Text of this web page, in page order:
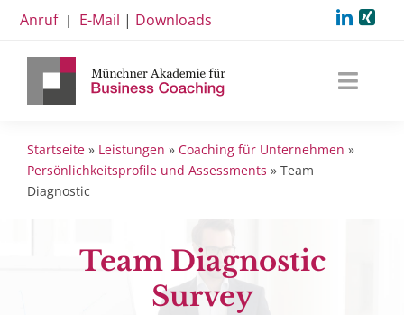
Zum
springen
Anruf| E-Mail | Downloads
Startseite» Leistungen » Coaching für Unternehmen »
Persönlichkeitsprofile und Assessments » Team
Diagnostic
Team Diagnostic
Survey